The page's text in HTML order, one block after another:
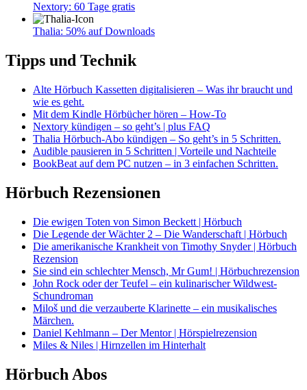
Nextory: 60 Tage gratis
Thalia: 50% auf Downloads
Tipps und Technik
Alte Hörbuch Kassetten digitalisieren – Was ihr braucht und
wie es geht.
Mit dem Kindle Hörbücher hören – How-To
Nextory kündigen – so geht’s | plus FAQ
Thalia Hörbuch-Abo kündigen – So geht’s in 5 Schritten.
Audible pausieren in 5 Schritten | Vorteile und Nachteile
BookBeat auf dem PC nutzen – in 3 einfachen Schritten.
Hörbuch Rezensionen
Die ewigen Toten von Simon Beckett | Hörbuch
Die Legende der Wächter 2 – Die Wanderschaft | Hörbuch
Die amerikanische Krankheit von Timothy Snyder | Hörbuch
Rezension
Sie sind ein schlechter Mensch, Mr Gum! | Hörbuchrezension
John Rock oder der Teufel – ein kulinarischer Wildwest-
Schundroman
Miloš und die verzauberte Klarinette – ein musikalisches
Märchen.
Daniel Kehlmann – Der Mentor | Hörspielrezension
Miles & Niles | Hirnzellen im Hinterhalt
Hörbuch Abos